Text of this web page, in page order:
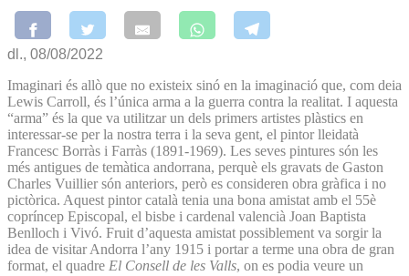
dl., 08/08/2022
Imaginari és allò que no existeix sinó en la imaginació que, com deia
Lewis Carroll, és l’única arma a la guerra contra la realitat. I aquesta
“arma” és la que va utilitzar un dels primers artistes plàstics en
interessar-se per la nostra terra i la seva gent, el pintor lleidatà
Francesc Borràs i Farràs (1891-1969). Les seves pintures són les
més antigues de temàtica andorrana, perquè els gravats de Gaston
Charles Vuillier són anteriors, però es consideren obra gràfica i no
pictòrica. Aquest pintor català tenia una bona amistat amb el 55è
copríncep Episcopal, el bisbe i cardenal valencià Joan Baptista
Benlloch i Vivó. Fruit d’aquesta amistat possiblement va sorgir la
idea de visitar Andorra l’any 1915 i portar a terme una obra de gran
format, el quadre El Consell de les Valls, on es podia veure un